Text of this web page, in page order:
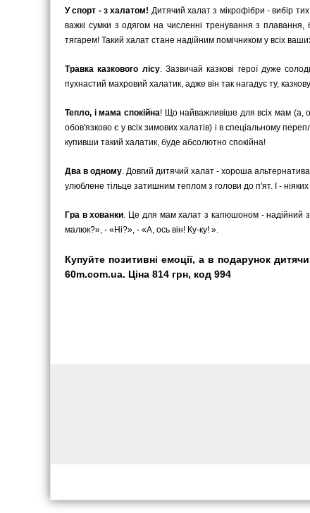
У спорт - з халатом! Дитячий халат з мікрофібри - вибір
важкі сумки з одягом на численні тренування з плавання,
тягарем! Такий халат стане надійним помічником у всіх
Травка казкового лісу. Зазвичай казкові герої дуже
пухнастий махровий халатик, адже він так нагадує ту,
Тепло, і мама спокійна! Що найважливіше для всіх мам (а,
обов'язково є у всіх зимових халатів) і в спеціальному
купивши такий халатик, буде абсолютно спокійна!
Два в одному. Довгий дитячий халат - хороша
улюблене тільце затишним теплом з голови до п'ят. І -
Гра в хованки. Це для мам халат з капюшоном - надійний
малюк?», - «Ні?», - «А, ось він! Ку-ку! ».
Купуйте позитивні емоції, а в подарунок
60m.com.ua. Ціна 814 грн, код 994